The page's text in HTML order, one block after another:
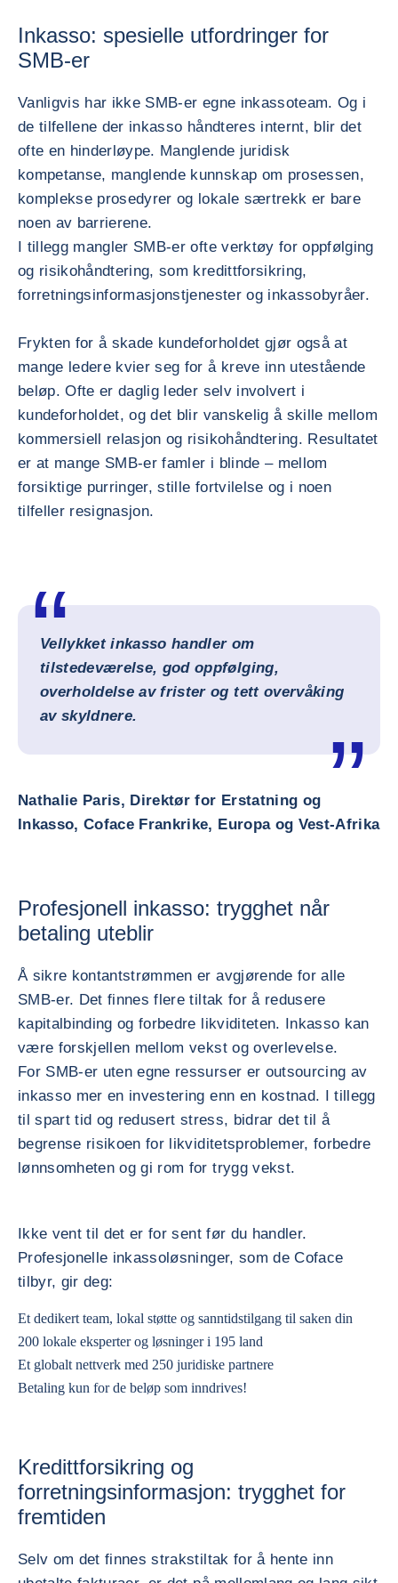
Inkasso: spesielle utfordringer for
SMB-er
Vanligvis har ikke SMB-er egne inkassoteam. Og i
de tilfellene der inkasso håndteres internt, blir det
ofte en hinderløype. Manglende juridisk
kompetanse, manglende kunnskap om prosessen,
komplekse prosedyrer og lokale særtrekk er bare
noen av barrierene.
I tillegg mangler SMB-er ofte verktøy for oppfølging
og risikohåndtering, som kredittforsikring,
forretningsinformasjonstjenester og inkassobyråer.
Frykten for å skade kundeforholdet gjør også at
mange ledere kvier seg for å kreve inn utestående
beløp. Ofte er daglig leder selv involvert i
kundeforholdet, og det blir vanskelig å skille mellom
kommersiell relasjon og risikohåndtering. Resultatet
er at mange SMB-er famler i blinde – mellom
forsiktige purringer, stille fortvilelse og i noen
tilfeller resignasjon.
Vellykket inkasso handler om
tilstedeværelse, god oppfølging,
overholdelse av frister og tett overvåking
av skyldnere.
Nathalie Paris, Direktør for Erstatning og
Inkasso, Coface Frankrike, Europa og Vest-Afrika
Profesjonell inkasso: trygghet når
betaling uteblir
Å sikre kontantstrømmen er avgjørende for alle
SMB-er. Det finnes flere tiltak for å redusere
kapitalbinding og forbedre likviditeten. Inkasso kan
være forskjellen mellom vekst og overlevelse.
For SMB-er uten egne ressurser er outsourcing av
inkasso mer en investering enn en kostnad. I tillegg
til spart tid og redusert stress, bidrar det til å
begrense risikoen for likviditetsproblemer, forbedre
lønnsomheten og gi rom for trygg vekst.
Ikke vent til det er for sent før du handler.
Profesjonelle inkassoløsninger, som de Coface
tilbyr, gir deg:
Et dedikert team, lokal støtte og sanntidstilgang til saken din
200 lokale eksperter og løsninger i 195 land
Et globalt nettverk med 250 juridiske partnere
Betaling kun for de beløp som inndrives!
Kredittforsikring og
forretningsinformasjon: trygghet for
fremtiden
Selv om det finnes strakstiltak for å hente inn